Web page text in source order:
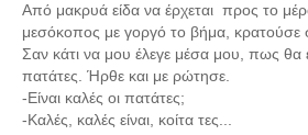
Από μακρυά είδα να έρχεται προς το
μεσόκοπος με γοργό το βήμα, κρατούσε
Σαν κάτι να μου έλεγε μέσα μου, πως θα
πατάτες. Ήρθε και με ρώτησε.
-Είναι καλές οι πατάτες;
-Καλές, καλές είναι, κοίτα τες...